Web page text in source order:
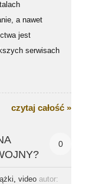
a nawet
jest
serwisach
czytaj całość »
0
videoautor: